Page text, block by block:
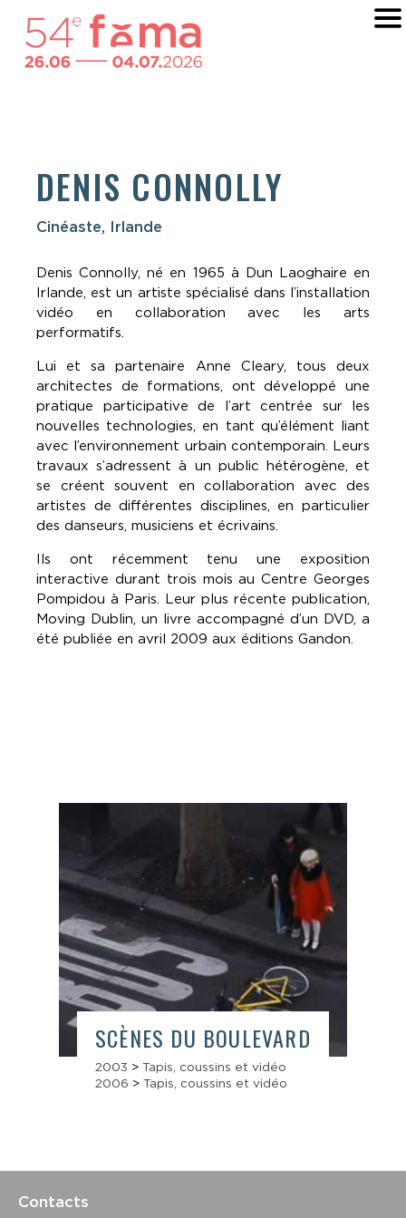
DENIS CONNOLLY
Cinéaste, Irlande
Denis Connolly, né en 1965 à Dun Laoghaire en
Irlande, est un artiste spécialisé dans l’installation
vidéo en collaboration avec les arts
performatifs.
Lui et sa partenaire Anne Cleary, tous deux
architectes de formations, ont développé une
pratique participative de l’art centrée sur les
nouvelles technologies, en tant qu’élément liant
avec l’environnement urbain contemporain. Leurs
travaux s’adressent à un public hétérogène, et
se créent souvent en collaboration avec des
artistes de différentes disciplines, en particulier
des danseurs, musiciens et écrivains.
Ils ont récemment tenu une exposition
interactive durant trois mois au Centre Georges
Pompidou à Paris. Leur plus récente publication,
Moving Dublin, un livre accompagné d’un DVD, a
été publiée en avril 2009 aux éditions Gandon.
SCÈNES DU BOULEVARD
2003 >Tapis, coussins et vidéo
2006 >Tapis, coussins et vidéo
Contacts